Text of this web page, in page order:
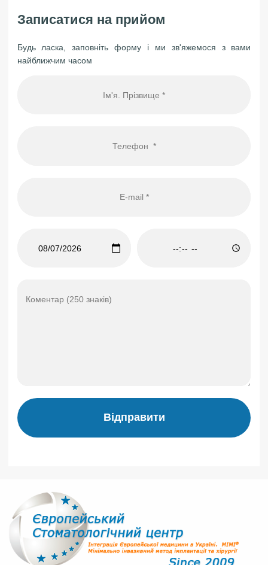
Записатися на прийом
Будь ласка, заповніть форму і ми зв'яжемося з вами
найближчим часом
Відправити